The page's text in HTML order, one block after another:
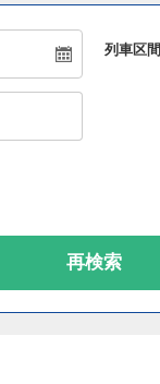
列車区間
再検索